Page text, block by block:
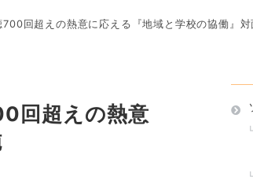
700回超えの熱意に応える『地域と学校の協働』
回超えの熱意